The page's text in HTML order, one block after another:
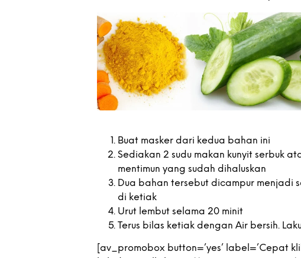
Buat masker dari kedua bahan ini
Sediakan 2 sudu makan kunyit serbuk
mentimun yang sudah dihaluskan
Dua bahan tersebut dicampur menjadi
di ketiak
Urut lembut selama 20 minit
Terus bilas ketiak dengan Air bersih.
[av_promobox button=’yes’ label=’Cepat